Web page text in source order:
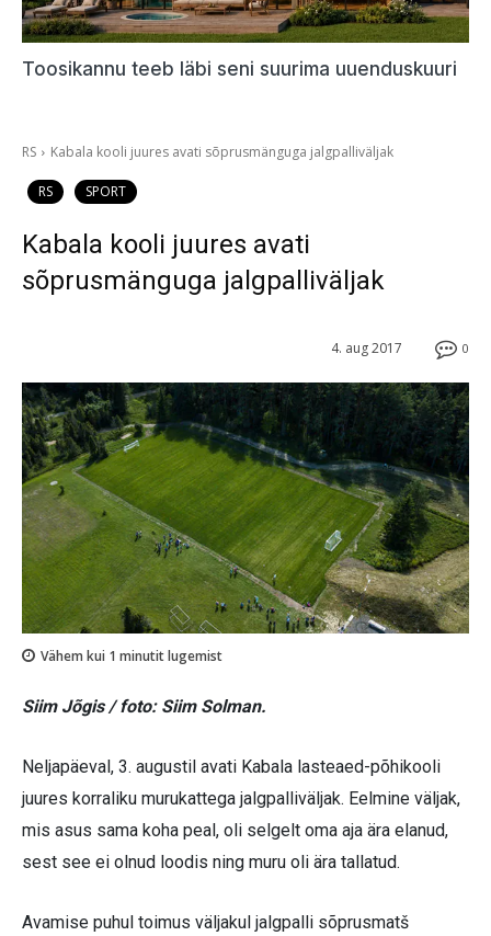
Toosikannu teeb läbi seni suurima uuenduskuuri